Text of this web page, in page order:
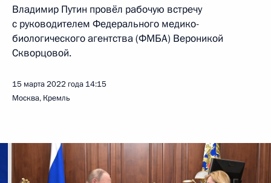
Владимир Путин провёл рабочую встречу
с руководителем Федерального медико-
биологического агентства (ФМБА) Вероникой
Скворцовой.
15 марта 2022 года 14:15
Москва, Кремль